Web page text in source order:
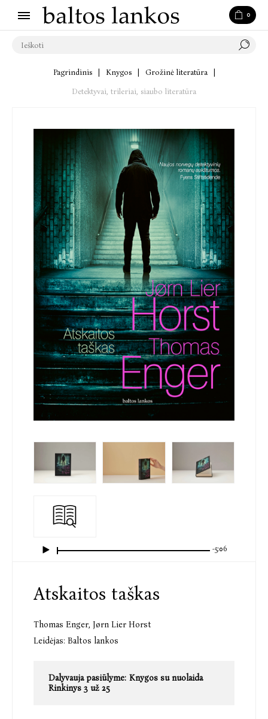
0
Pagrindinis Knygos Grožinė literatūra
Detektyvai, trileriai, siaubo literatūra
-5:06
Atskaitos taškas
Thomas Enger, Jørn Lier Horst
Leidėjas: Baltos lankos
Dalyvauja pasiūlyme: Knygos su nuolaida
Rinkinys 3 už 25